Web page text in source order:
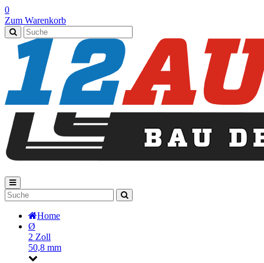
0
Zum Warenkorb
Home
Ø
2 Zoll
50,8 mm